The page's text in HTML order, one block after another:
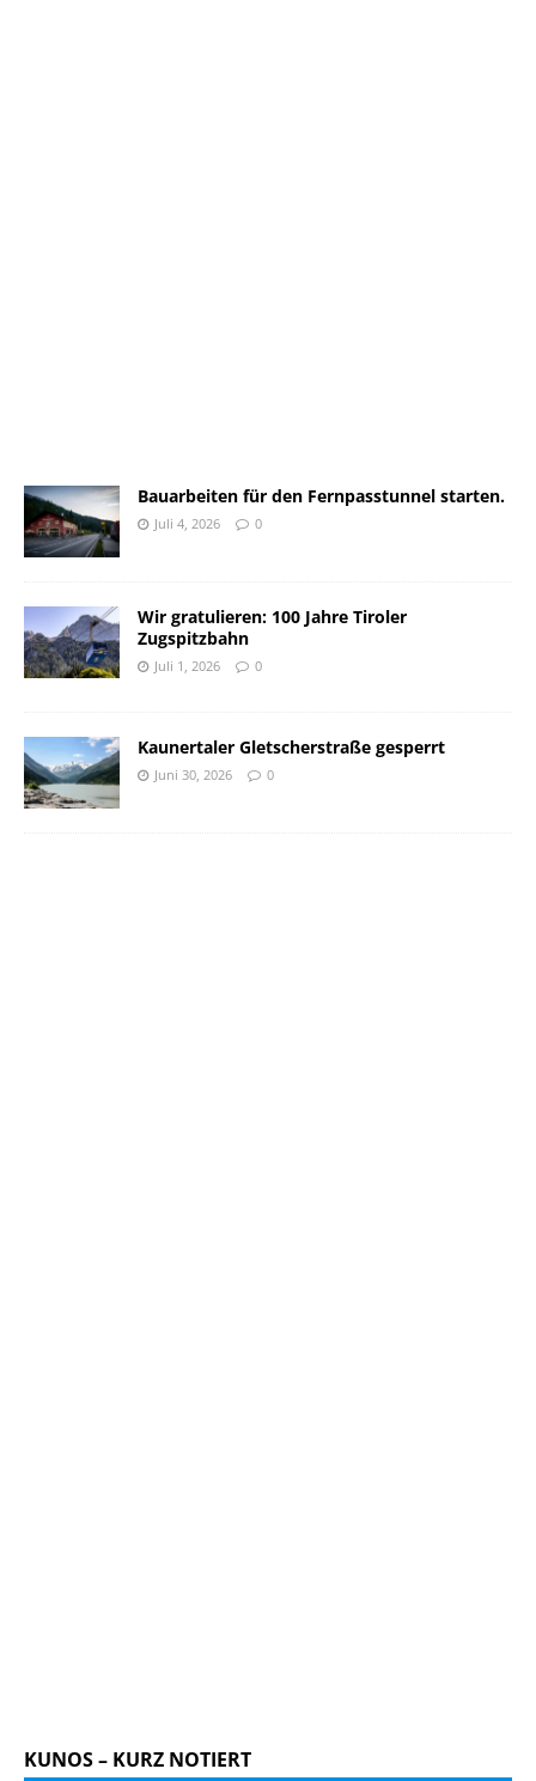
Bauarbeiten für den Fernpasstunnel starten.
Juli 4, 2026 0
Wir gratulieren: 100 Jahre Tiroler
Zugspitzbahn
Juli 1, 2026 0
Kaunertaler Gletscherstraße gesperrt
Juni 30, 2026 0
KUNOS – KURZ NOTIERT